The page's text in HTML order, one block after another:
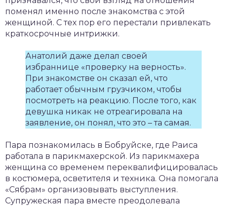
поменял именно после знакомства с этой
женщиной. С тех пор его перестали привлекать
краткосрочные интрижки.
Анатолий даже делал своей
избраннице «проверку на верность».
При знакомстве он сказал ей, что
работает обычным грузчиком, чтобы
посмотреть на реакцию. После того, как
девушка никак не отреагировала на
заявление, он понял, что это – та самая.
Пара познакомилась в Бобруйске, где Раиса
работала в парикмахерской. Из парикмахера
женщина со временем переквалифицировалась
в костюмера, осветителя и техника. Она помогала
«Сябрам» организовывать выступления.
Супружеская пара вместе преодолевала